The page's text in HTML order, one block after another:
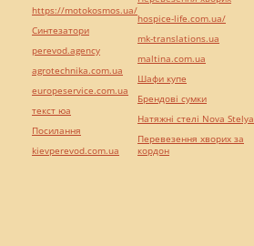
https://motokosmos.ua/
Синтезатори
perevod.agency
agrotechnika.com.ua
europeservice.com.ua
текст юа
Посилання
kievperevod.com.ua
hospice-life.com.ua/
mk-translations.ua
maltina.com.ua
Шафи купе
Брендові сумки
Натяжні стелі Nova Stelya
Перевезення хворих за
кордон